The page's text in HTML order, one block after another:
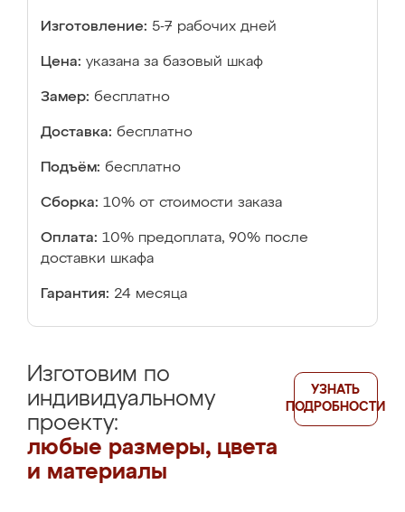
Изготовление: 5-7 рабочих дней
Цена: указана за базовый шкаф
Замер: бесплатно
Доставка: бесплатно
Подъём: бесплатно
Сборка: 10% от стоимости заказа
Оплата: 10% предоплата, 90% после
доставки шкафа
Гарантия: 24 месяца
Изготовим по
индивидуальному
проекту:
любые размеры, цвета
и материалы
УЗНАТЬ
ПОДРОБНОСТИ